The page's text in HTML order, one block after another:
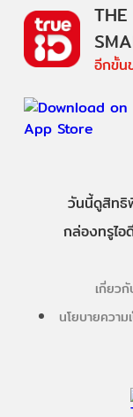
อีกขั้น
วันนี้ดูสิทธิ
กล่องทรูไอ
เกี่ยว
นโยบายควา